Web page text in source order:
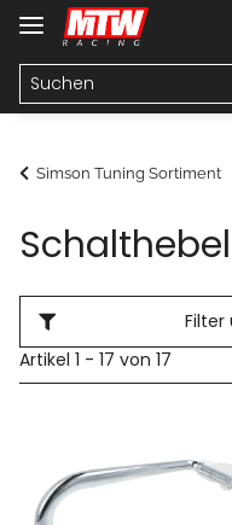
Simson Tuning Sortiment
Filter
Artikel 1 - 17 von 17